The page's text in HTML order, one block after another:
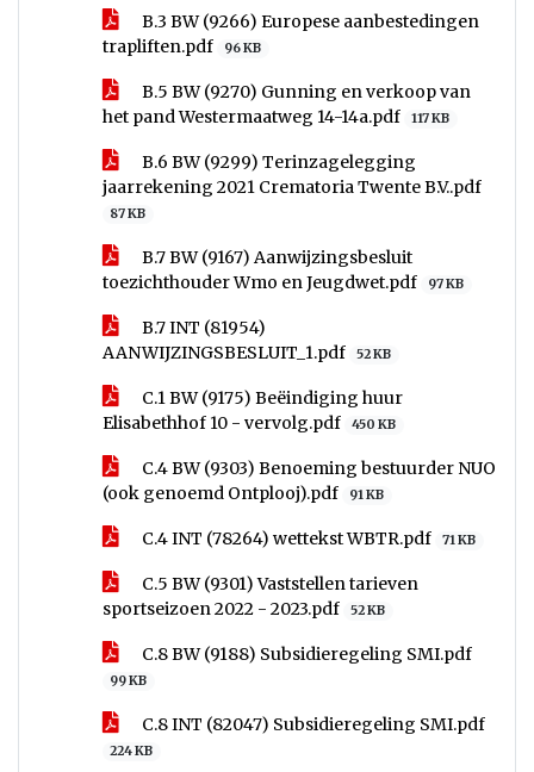
B.3 BW (9266) Europese aanbestedingen
trapliften.pdf
96 KB
B.5 BW (9270) Gunning en verkoop van
het pand Westermaatweg 14-14a.pdf
117 KB
B.6 BW (9299) Terinzagelegging
jaarrekening 2021 Crematoria Twente B.V..pdf
87 KB
B.7 BW (9167) Aanwijzingsbesluit
toezichthouder Wmo en Jeugdwet.pdf
97 KB
B.7 INT (81954)
AANWIJZINGSBESLUIT_1.pdf
52 KB
C.1 BW (9175) Beëindiging huur
Elisabethhof 10 - vervolg.pdf
450 KB
C.4 BW (9303) Benoeming bestuurder NUO
(ook genoemd Ontplooj).pdf
91 KB
C.4 INT (78264) wettekst WBTR.pdf 71 KB
C.5 BW (9301) Vaststellen tarieven
sportseizoen 2022 - 2023.pdf
52 KB
C.8 BW (9188) Subsidieregeling SMI.pdf
99 KB
C.8 INT (82047) Subsidieregeling SMI.pdf
224 KB